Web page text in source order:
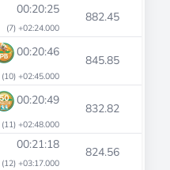
00:20:25
(7) +02:24.000
882.45
00:20:46
(10) +02:45.000
845.85
00:20:49
(11) +02:48.000
832.82
00:21:18
(12) +03:17.000
824.56